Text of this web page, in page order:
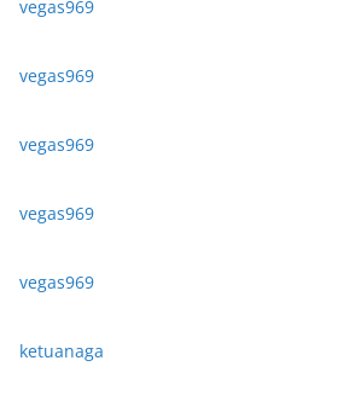
vegas969
vegas969
vegas969
vegas969
vegas969
ketuanaga